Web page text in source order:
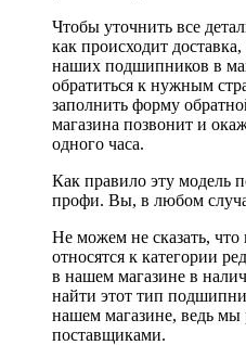
Чтобы уточнить все
как происходит
наших подшипников в
обратиться к нужным
заполнить форму
магазина позвонит и
одного часа.
Как правило эту модель
профи. Вы, в любом
Не можем не сказать,
относятся к категории
в нашем магазине в
найти этот тип
нашем магазине, ведь мы
поставщиками.